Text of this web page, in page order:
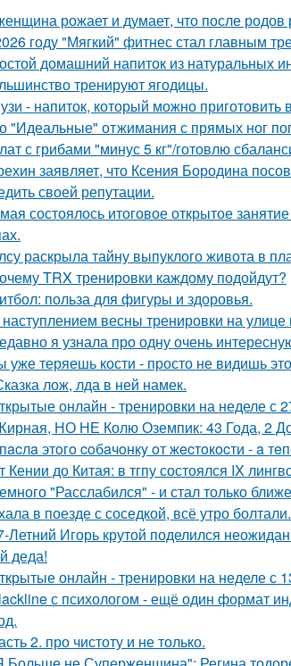
рожает и думает, что после
году "Мягкий" фитнес стал главным
домашний напиток из натуральных
тренируют ягодицы.
- напиток, который можно
"Идеальные" отжимания с прямых ног
с грибами "минус 5 кг"/готовлю
заявляет, что Ксения Бородина
своей репутации.
состоялось итоговое открытое
раскрыла тайну выпуклого живота в
TRX тренировки каждому подойдут?
польза для фигуры и здоровья.
весны тренировки на улице
я узнала про одну очень
уже теряешь кости - просто не видишь
лож, лда в ней намек.
онлайн - тренировки на неделе с
НО НЕ Колю Оземпик: 43 Года, 2
этoгo coбaчoнкy oт жecтoкocти - a
Кении до Китая: в тгпу состоялся IX
"Расслабился" - и стал только
в поезде с соседкой, всё утро болтали.
Летний Игорь крутой поделился
деда!
онлайн - тренировки на неделе с
с психологом - ещё один формат
2. про чистоту и не только.